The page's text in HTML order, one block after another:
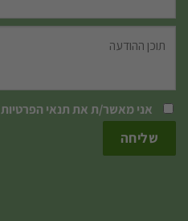
אני מאשר/ת אתתנאי הפרטיות